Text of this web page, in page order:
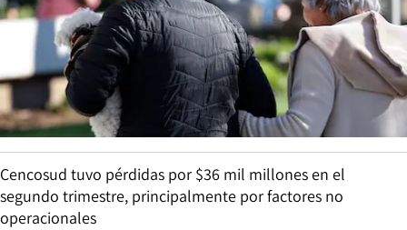
Cencosud tuvo pérdidas por $36 mil millones en el
segundo trimestre, principalmente por factores no
operacionales